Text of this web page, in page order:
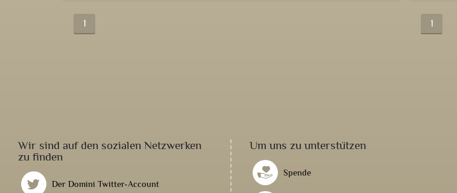
1 1
Wir sind auf den sozialen Netzwerken
zu finden
Der Domini Twitter-Account
Um uns zu unterstützen
Spende